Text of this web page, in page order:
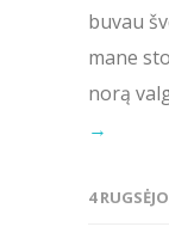
buvau
mane
norą
→
4